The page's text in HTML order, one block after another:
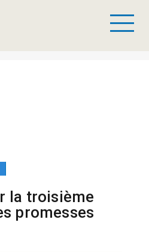
la troisième
promesses